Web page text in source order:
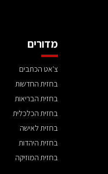
מדורים
צ'אט הכתבים
בחזית החדשות
בחזית הבריאות
בחזית הכלכלית
בחזית לאישה
בחזית היהדות
בחזית המוזיקה